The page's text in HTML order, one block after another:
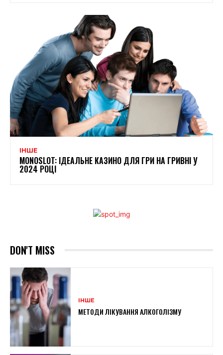
ІНШЕ
MONOSLOT: ІДЕАЛЬНЕ КАЗИНО ДЛЯ ГРИ НА ГРИВНІ У
2024 РОЦІ
DON'T MISS
ІНШЕ
МЕТОДИ ЛІКУВАННЯ АЛКОГОЛІЗМУ